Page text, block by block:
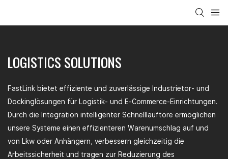
LOGISTICS SOLUTIONS
FastLink bietet effiziente und zuverlässige Industrietor- und
Dockinglösungen für Logistik- und E-Commerce-Einrichtungen.
Durch die Integration intelligenter Schnelllauftore ermöglichen
unsere Systeme einen effizienteren Warenumschlag auf und
von Lkw oder Anhängern, verbessern gleichzeitig die
Arbeitssicherheit und tragen zur Reduzierung des